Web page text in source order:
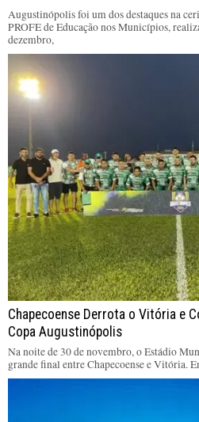
Augustinópolis foi um dos destaques na
PROFE de Educação nos Municípios,
dezembro,
Chapecoense Derrota o Vitória e
Copa Augustinópolis
Na noite de 30 de novembro, o Estádio
grande final entre Chapecoense e Vitória.